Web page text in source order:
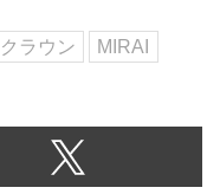
。シノラー世代にと
牽引するデザイナー
・やっぱり多彩な顔
ともえさんと、チー
クラウン
MIRAI